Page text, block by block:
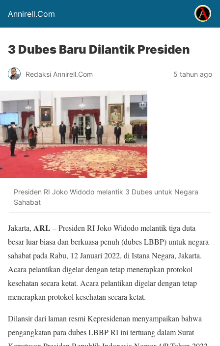
Annirell.Com
3 Dubes Baru Dilantik Presiden
Redaksi Annirell.Com 5 tahun ago
Presiden RI Joko Widodo melantik 3 Dubes untuk Negara
Sahabat
Jakarta, ARL – Presiden RI Joko Widodo melantik tiga duta
besar luar biasa dan berkuasa penuh (dubes LBBP) untuk negara
sahabat pada Rabu, 12 Januari 2022, di Istana Negara, Jakarta.
Acara pelantikan digelar dengan tetap menerapkan protokol
kesehatan secara ketat. Acara pelantikan digelar dengan tetap
menerapkan protokol kesehatan secara ketat.
Dilansir dari laman resmi Kepresidenan menyampaikan bahwa
pengangkatan para dubes LBBP RI ini tertuang dalam Surat